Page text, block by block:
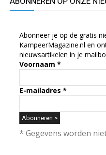
Abonneer je op de gratis
KampeerMagazine.nl en
nieuwsartikelen in je
Voornaam *
E-mailadres *
* Gegevens worden